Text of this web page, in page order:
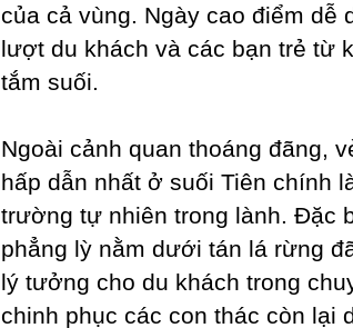
của cả vùng. Ngày cao điểm dễ
lượt du khách và các bạn trẻ từ
tắm suối.
Ngoài cảnh quan thoáng đãng,
hấp dẫn nhất ở suối Tiên chính
trường tự nhiên trong lành. Đặc
phẳng lỳ nằm dưới tán lá rừng
lý tưởng cho du khách trong
chinh phục các con thác còn lại